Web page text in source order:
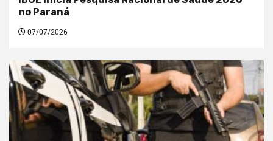
no Paraná
07/07/2026